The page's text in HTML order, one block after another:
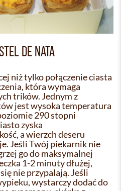
DE NATA
niż tylko połączenie ciasta
która wymaga
trików. Jednym z
jest wysoka temperatura
290 stopni
zyska
a wierzch deseru
Jeśli Twój piekarnik nie
go do maksymalnej
1-2 minuty dłużej,
nie przypalają. Jeśli
wystarczy dodać do